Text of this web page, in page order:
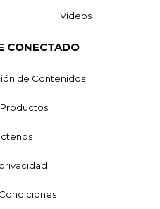
Videos
CONECTADO
de Contenidos